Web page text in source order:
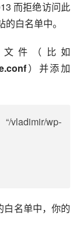
而拒绝访问此
白名单中。
）并添加
wp-
白名单中，你的